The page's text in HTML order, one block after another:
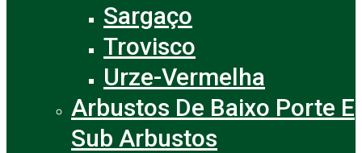
Sargaço
Trovisco
Urze-Vermelha
Arbustos De Baixo Porte E
Sub Arbustos